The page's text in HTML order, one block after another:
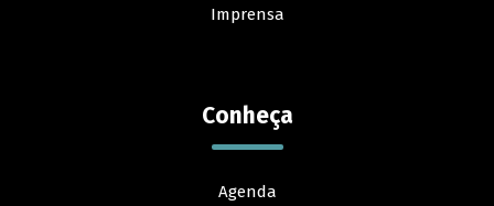
Imprensa
Conheça
Agenda